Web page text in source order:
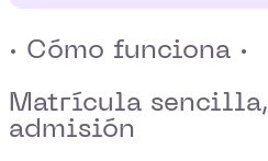
· Cómo funciona ·
Matrícula sencilla,
admisión